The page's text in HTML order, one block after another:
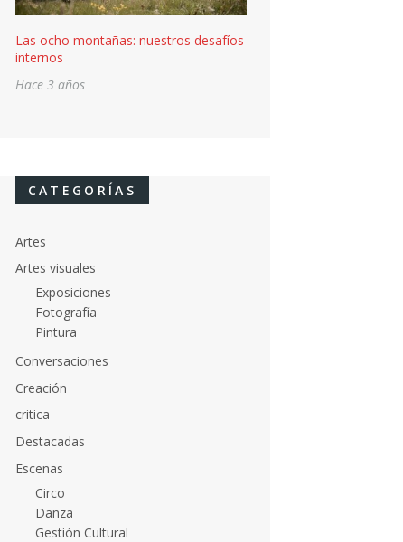
Las ocho montañas: nuestros desafíos
internos
Hace 3 años
CATEGORÍAS
Artes
Artes visuales
Exposiciones
Fotografía
Pintura
Conversaciones
Creación
critica
Destacadas
Escenas
Circo
Danza
Gestión Cultural